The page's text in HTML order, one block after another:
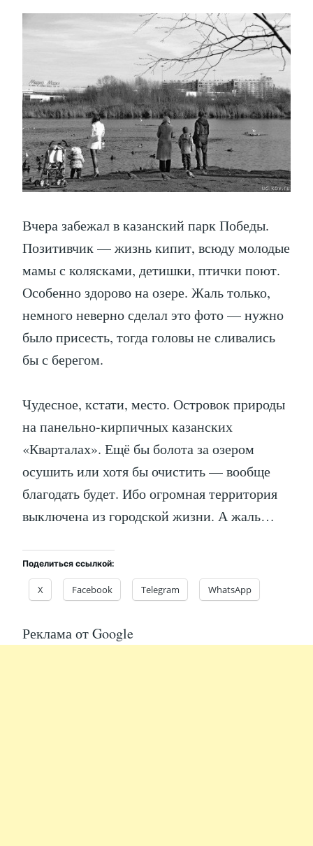
Вчера забежал в казанский парк Победы.
Позитивчик — жизнь кипит, всюду молодые
мамы с колясками, детишки, птички поют.
Особенно здорово на озере. Жаль только,
немного неверно сделал это фото — нужно
было присесть, тогда головы не сливались
бы с берегом.
Чудесное, кстати, место. Островок природы
на панельно-кирпичных казанских
«Кварталах». Ещё бы болота за озером
осушить или хотя бы очистить — вообще
благодать будет. Ибо огромная территория
выключена из городской жизни. А жаль…
Поделиться ссылкой:
X Facebook Telegram WhatsApp
Реклама от Google